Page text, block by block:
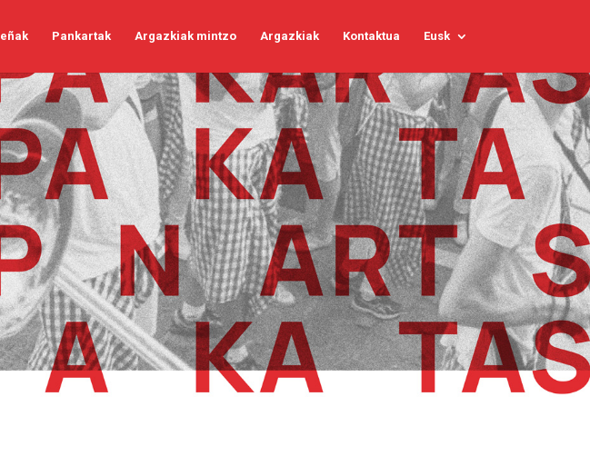
Pankartak Argazkiak mintzo Argazkiak Kontaktua Eusk